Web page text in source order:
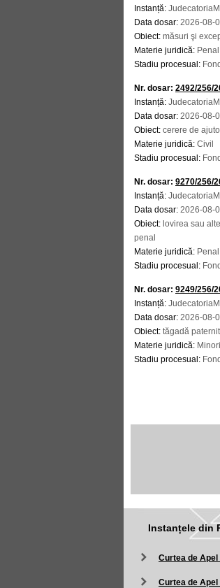
Instanță:
Data dosar: 2026-08-
Obiect: măsuri şi
Materie juridică: Penal
Stadiu procesual: Fond
Nr. dosar: 2492/256/
Instanță:
Data dosar: 2026-08-
Obiect: cerere de
Materie juridică: Civil
Stadiu procesual: Fond
Nr. dosar: 9270/256/
Instanță:
Data dosar: 2026-08-
Obiect: lovirea sau
penal
Materie juridică: Penal
Stadiu procesual: Fond
Nr. dosar: 9249/256/
Instanță:
Data dosar: 2026-08-
Obiect: tăgadă
Materie juridică:
Stadiu procesual: Fond
Instanțele din
Curtea de
Curtea de Apel